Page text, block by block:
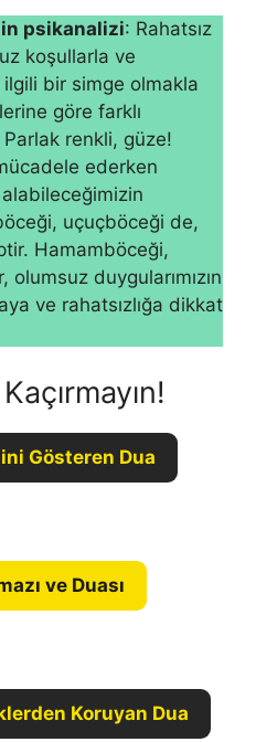
psikanalizi: Rahatsız
koşullarla ve
bir simge olmakla
göre farklı
renkli, gü­ze!
ederken
uçuçböceği de,
Hamamböceği,
duygularımızın
ve ra­hatsızlığa dikkat
Gösteren Dua
ve Duası
Koruyan Dua